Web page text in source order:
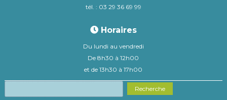
tél. : 03 29 36 69 99
Horaires
Du lundi au vendredi
De 8h30 à 12h00
et de 13h30 à 17h00
Recherche